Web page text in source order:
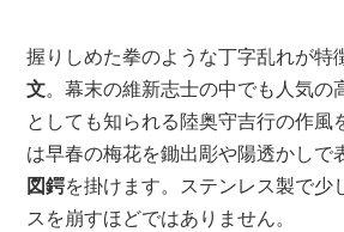
握りしめた拳のような丁字乱れが特
文。幕末の維新志士の中でも人気の
としても知られる陸奥守吉行の作風
は早春の梅花を鋤出彫や陽透かしで
図鍔を掛けます。ステンレス製で少
スを崩すほどではありません。